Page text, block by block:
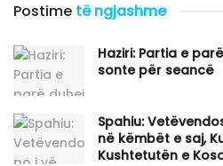
Postime të ngjashme
Haziri: Partia e
sonte për seancë
Spahiu:
në këmbët e saj,
Kushtetutën e